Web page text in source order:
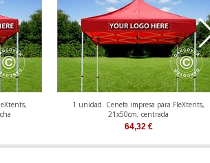
1 unidad. Cenefa impresa para FleXtents,
21x50cm, centrada
64,32 €